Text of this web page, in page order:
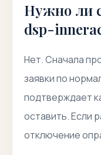
Нужно ли
dsp-
Нет. Сначала
заявки по
подтверждает
оставить. Если
отключение